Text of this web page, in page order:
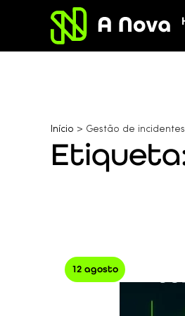
Início > Gestão de incidentes
12 agosto